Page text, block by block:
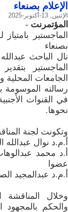
الإعلام بصنعاء
الإثنين, 13-أكتوبر-2025
المؤتمرنت -
الماجستير
بصنعاء
نال الباحث
الماجستير
الجامعات المحلية
رسالته الموسومة
في القنوات
نحوها.
وتكونت لجنة
أ.م.د نوال
أ.د محمد
عضوا
أ.م.د عبدالمجيد
وخلال المناقشة
والحكم